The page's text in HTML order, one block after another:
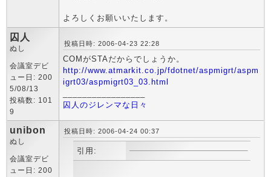
よろしくお願いいたします。
囚人
ぬし
会議室デビ
ュー日: 200
5/08/13
投稿数: 101
9
投稿日時: 2006-04-23 22:28
COMがSTAだからでしょうか。
http://www.atmarkit.co.jp/fdotnet/aspmigrt/aspm
igrt03/aspmigrt03_03.html
囚人のジレンマな日々
unibon
ぬし
会議室デビ
ュー日: 200
投稿日時: 2006-04-24 00:37
引用: